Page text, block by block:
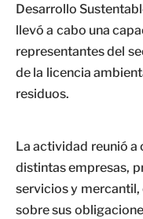
Desarrollo
llevó a cabo una
representantes del
de la licencia
residuos.
La actividad reunió a
distintas empresas,
servicios y
sobre sus